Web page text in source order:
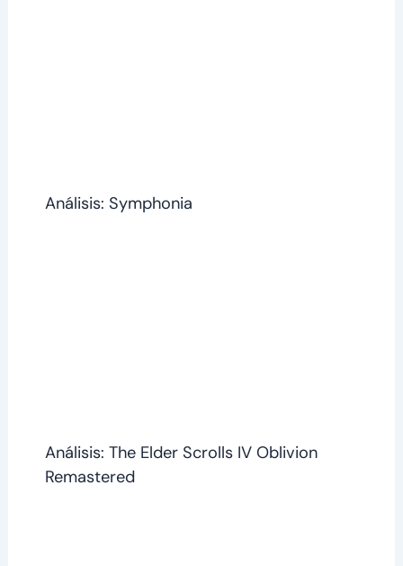
Análisis: Symphonia
Análisis: The Elder Scrolls IV Oblivion
Remastered